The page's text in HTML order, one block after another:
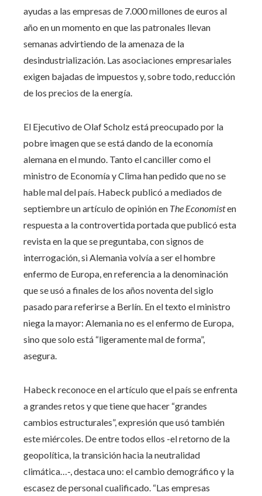
ayudas a las empresas de 7.000 millones de euros al
año en un momento en que las patronales llevan
semanas advirtiendo de la amenaza de la
desindustrialización. Las asociaciones empresariales
exigen bajadas de impuestos y, sobre todo, reducción
de los precios de la energía.
El Ejecutivo de Olaf Scholz está preocupado por la
pobre imagen que se está dando de la economía
alemana en el mundo. Tanto el canciller como el
ministro de Economía y Clima han pedido que no se
hable mal del país. Habeck publicó a mediados de
septiembre un artículo de opinión en The Economisten
respuesta a la controvertida portada que publicó esta
revista en la que se preguntaba, con signos de
interrogación, si Alemania volvía a ser el hombre
enfermo de Europa, en referencia a la denominación
que se usó a finales de los años noventa del siglo
pasado para referirse a Berlín. En el texto el ministro
niega la mayor: Alemania no es el enfermo de Europa,
sino que solo está “ligeramente mal de forma”,
asegura.
Habeck reconoce en el artículo que el país se enfrenta
a grandes retos y que tiene que hacer “grandes
cambios estructurales”, expresión que usó también
este miércoles. De entre todos ellos -el retorno de la
geopolítica, la transición hacia la neutralidad
climática…-, destaca uno: el cambio demográfico y la
escasez de personal cualificado. “Las empresas